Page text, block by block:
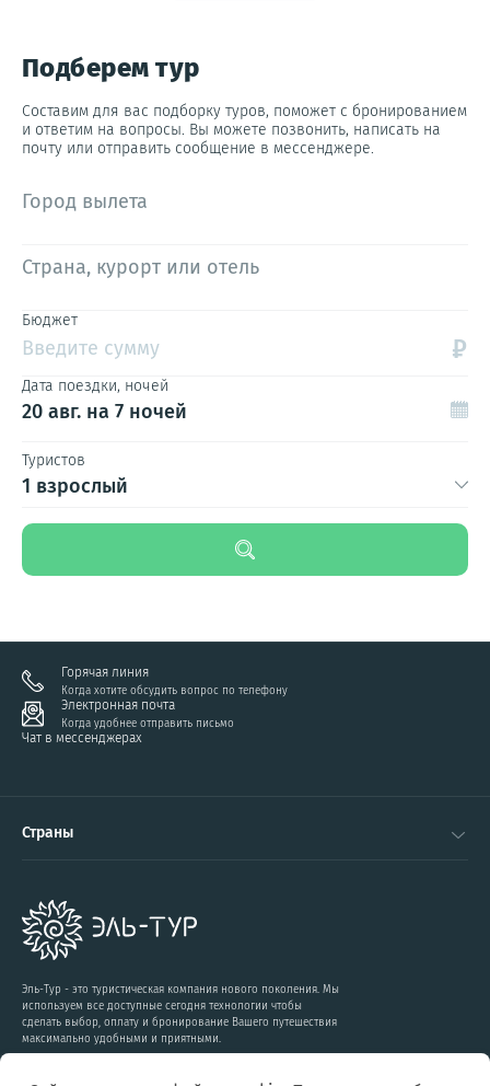
Подберем тур
Составим для вас подборку туров, поможет с бронированием
и ответим на вопросы. Вы можете позвонить, написать на
почту или отправить сообщение в мессенджере.
Город вылета
Страна, курорт или отель
Бюджет
Введите сумму ₽
Дата поездки, ночей
20 авг. на 7 ночей
Туристов
1 взрослый
Горячая линия
Когда хотите обсудить вопрос по телефону
Электронная почта
Когда удобнее отправить письмо
Чат в мессенджерах
Эль-Тур - это туристическая компания нового поколения. Мы
используем все доступные сегодня технологии чтобы
сделать выбор, оплату и бронирование Вашего путешествия
максимально удобными и приятными.
Страны